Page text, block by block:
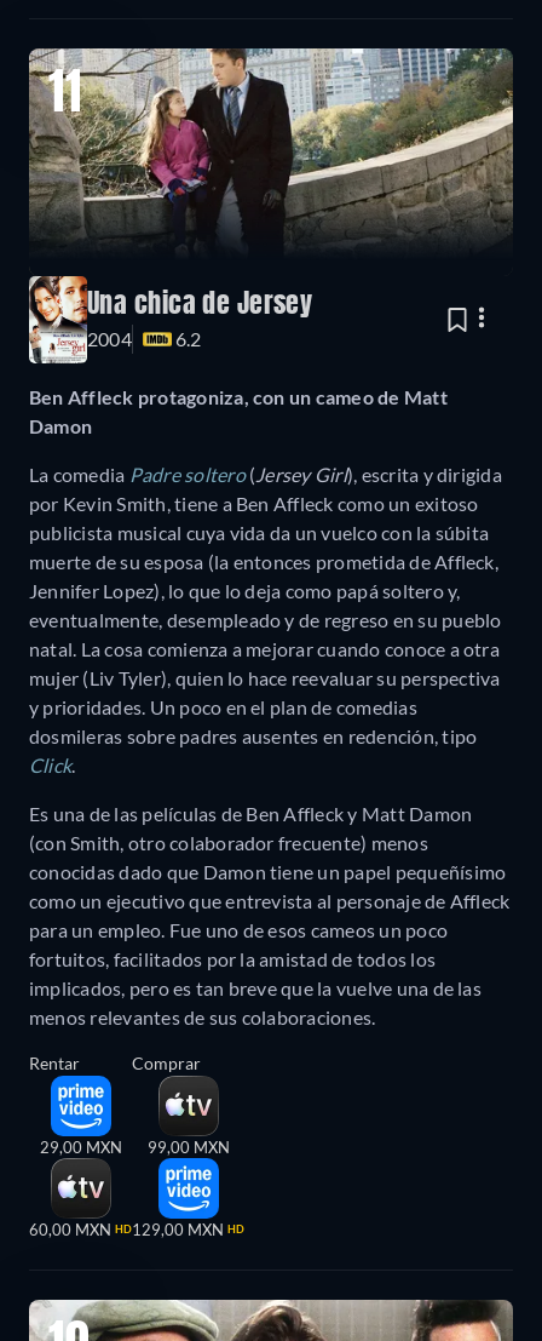
11
Una chica de Jersey
2004 6.2
Ben Affleck protagoniza, con un cameo de Matt
Damon
La comedia Padre soltero( Jersey Girl), escrita y dirigida
por Kevin Smith, tiene a Ben Affleck como un exitoso
publicista musical cuya vida da un vuelco con la súbita
muerte de su esposa (la entonces prometida de Affleck,
Jennifer Lopez), lo que lo deja como papá soltero y,
eventualmente, desempleado y de regreso en su pueblo
natal. La cosa comienza a mejorar cuando conoce a otra
mujer (Liv Tyler), quien lo hace reevaluar su perspectiva
y prioridades. Un poco en el plan de comedias
dosmileras sobre padres ausentes en redención, tipo
Click.
Es una de las películas de Ben Affleck y Matt Damon
(con Smith, otro colaborador frecuente) menos
conocidas dado que Damon tiene un papel pequeñísimo
como un ejecutivo que entrevista al personaje de Affleck
para un empleo. Fue uno de esos cameos un poco
fortuitos, facilitados por la amistad de todos los
implicados, pero es tan breve que la vuelve una de las
menos relevantes de sus colaboraciones.
Rentar
29,00 MXN
60,00 MXN HD
Comprar
99,00 MXN
129,00 MXN HD